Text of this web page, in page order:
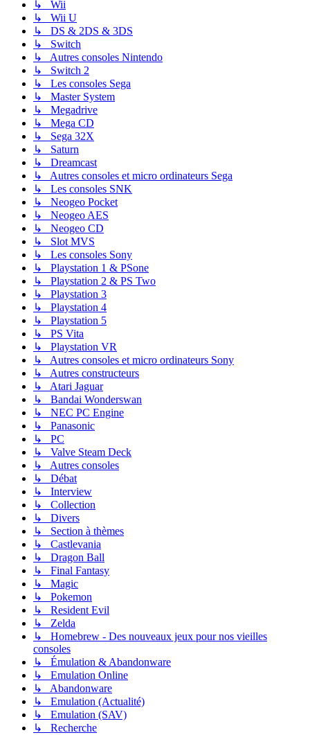
↳ Wii
↳ Wii U
↳ DS & 2DS & 3DS
↳ Switch
↳ Autres consoles Nintendo
↳ Switch 2
↳ Les consoles Sega
↳ Master System
↳ Megadrive
↳ Mega CD
↳ Sega 32X
↳ Saturn
↳ Dreamcast
↳ Autres consoles et micro ordinateurs Sega
↳ Les consoles SNK
↳ Neogeo Pocket
↳ Neogeo AES
↳ Neogeo CD
↳ Slot MVS
↳ Les consoles Sony
↳ Playstation 1 & PSone
↳ Playstation 2 & PS Two
↳ Playstation 3
↳ Playstation 4
↳ Playstation 5
↳ PS Vita
↳ Playstation VR
↳ Autres consoles et micro ordinateurs Sony
↳ Autres constructeurs
↳ Atari Jaguar
↳ Bandai Wonderswan
↳ NEC PC Engine
↳ Panasonic
↳ PC
↳ Valve Steam Deck
↳ Autres consoles
↳ Débat
↳ Interview
↳ Collection
↳ Divers
↳ Section à thèmes
↳ Castlevania
↳ Dragon Ball
↳ Final Fantasy
↳ Magic
↳ Pokemon
↳ Resident Evil
↳ Zelda
↳ Homebrew - Des nouveaux jeux pour nos vieilles
consoles
↳ Émulation & Abandonware
↳ Emulation Online
↳ Abandonware
↳ Emulation (Actualité)
↳ Emulation (SAV)
↳ Recherche